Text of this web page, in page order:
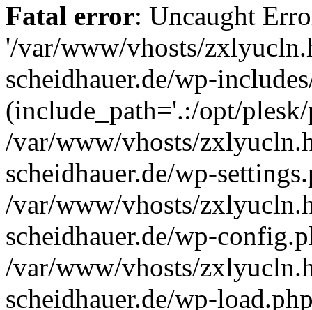
Fatal error: Uncaught
'/var/www/vhosts/
scheidhauer.de/wp-
(include_path='.:/opt/
/var/www/vhosts/
scheidhauer.de/wp-
/var/www/vhosts/
scheidhauer.de/wp-
/var/www/vhosts/
scheidhauer.de/wp-